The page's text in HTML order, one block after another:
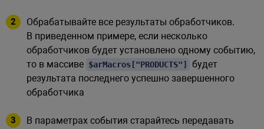
Обрабатывайте все результаты обработчиков.
В приведенном примере, если несколько
обработчиков будет установлено одному событию,
то в массиве $arMacros["PRODUCTS"]
будет
результата последнего успешно завершенного
обработчика
В параметрах события старайтесь передавать